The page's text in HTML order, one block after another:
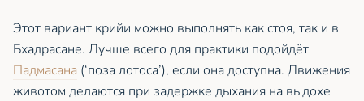
Этот вариант крийи можно выполнять как стоя, так и в
Бхадрасане. Лучше всего для практики подойдёт
Падмасана (‘поза лотоса’), если она доступна. Движения
животом делаются при задержке дыхания на выдохе